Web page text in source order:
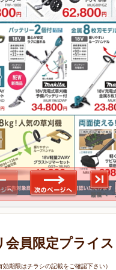
員限定プライス
期限はチラシの記載をご確認下さい）